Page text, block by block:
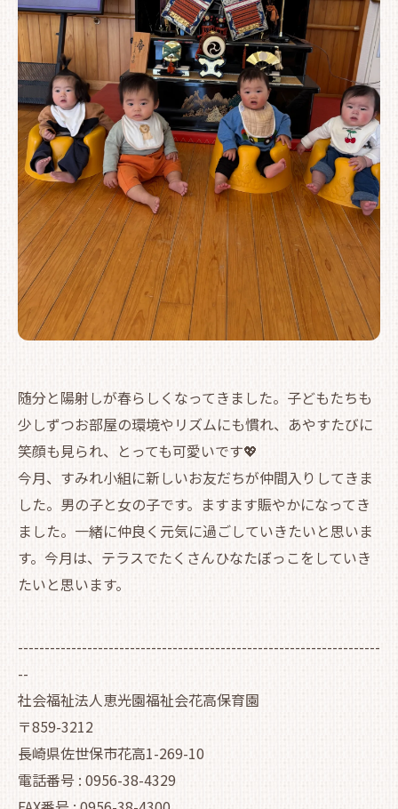
随分と陽射しが春らしくなってきました。子どもたちも
少しずつお部屋の環境やリズムにも慣れ、あやすたびに
笑顔も見られ、とっても可愛いです💖
今月、すみれ小組に新しいお友だちが仲間入りしてきま
した。男の子と女の子です。ますます賑やかになってき
ました。一緒に仲良く元気に過ごしていきたいと思いま
す。今月は、テラスでたくさんひなたぼっこをしていき
たいと思います。
--------------------------------------------------------------------
--
社会福祉法人恵光園福祉会花高保育園
〒859-3212
長崎県佐世保市花高1-269-10
電話番号 : 0956-38-4329